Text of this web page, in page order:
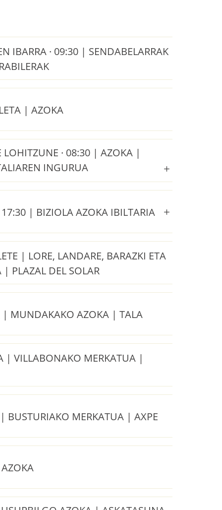
IBARRA · 09:30 | SENDABELARRAK
| AZOKA
LOHITZUNE · 08:30 | AZOKA |
INGURUA
17:30 | BIZIOLA AZOKA IBILTARIA
| LORE, LANDARE, BARAZKI ETA
| PLAZAL DEL SOLAR
| MUNDAKAKO AZOKA | TALA
| VILLABONAKO MERKATUA |
BUSTURIAKO MERKATUA | AXPE